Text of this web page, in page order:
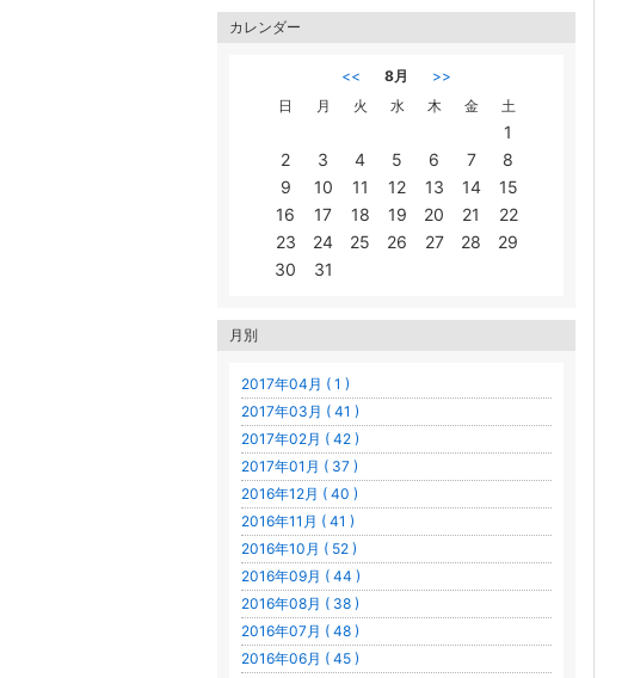
カレンダー
<< 8月
>>
日
月 火 水 木 金 土
1
2
3 4 5 6 7
8
9
10 11 12 13 14
15
16
17 18 19 20 21
22
23
24 25 26 27 28
29
30
31
月別
2017年04月 ( 1 )
2017年03月 ( 41 )
2017年02月 ( 42 )
2017年01月 ( 37 )
2016年12月 ( 40 )
2016年11月 ( 41 )
2016年10月 ( 52 )
2016年09月 ( 44 )
2016年08月 ( 38 )
2016年07月 ( 48 )
2016年06月 ( 45 )